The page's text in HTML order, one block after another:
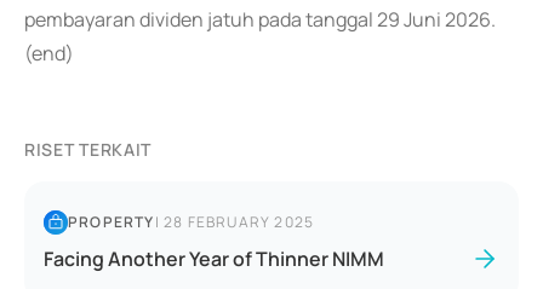
pembayaran dividen jatuh pada tanggal 29 Juni 2026.
(end)
RISET TERKAIT
PROPERTY|28 FEBRUARY 2025
Facing Another Year of Thinner NIMM